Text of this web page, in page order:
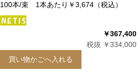
100本/束 1本あたり￥3,674（税込）
￥367,400
税抜 ￥334,000
買い物かごへ入れる